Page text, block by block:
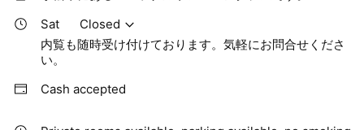
Sat
Closed
内覧も随時受け付けております。気軽にお問合せくださ
い。
Cash accepted